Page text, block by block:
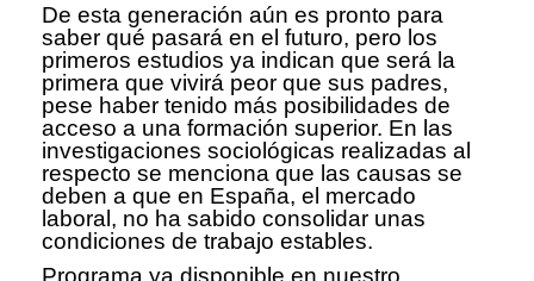
De esta generación aún es pronto para
saber qué pasará en el futuro, pero los
primeros estudios ya indican que será la
primera que vivirá peor que sus padres,
pese haber tenido más posibilidades de
acceso a una formación superior. En las
investigaciones sociológicas realizadas al
respecto se menciona que las causas se
deben a que en España, el mercado
laboral, no ha sabido consolidar unas
condiciones de trabajo estables.